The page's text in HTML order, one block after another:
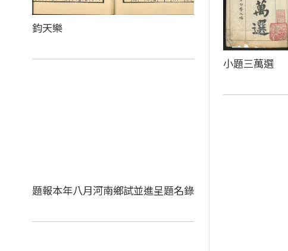
鈞天樂
小題三萬選
題報本年八月河南鄉試並進呈題名錄